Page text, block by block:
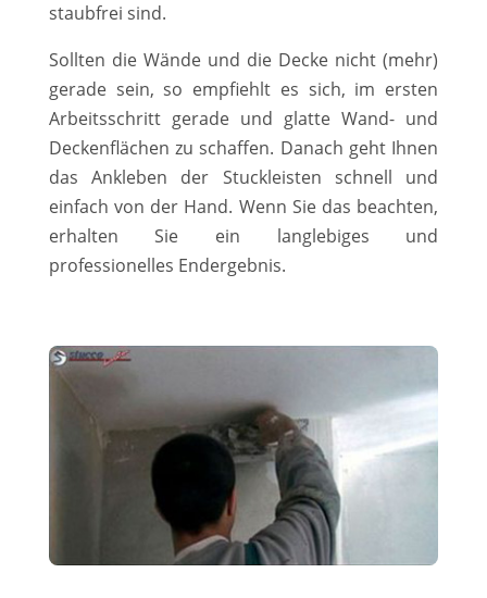
staubfrei sind.
Sollten die Wände und die Decke nicht (mehr)
gerade sein, so empfiehlt es sich, im ersten
Arbeitsschritt gerade und glatte Wand- und
Deckenflächen zu schaffen. Danach geht Ihnen
das Ankleben der Stuckleisten schnell und
einfach von der Hand. Wenn Sie das beachten,
erhalten Sie ein langlebiges und
professionelles Endergebnis.